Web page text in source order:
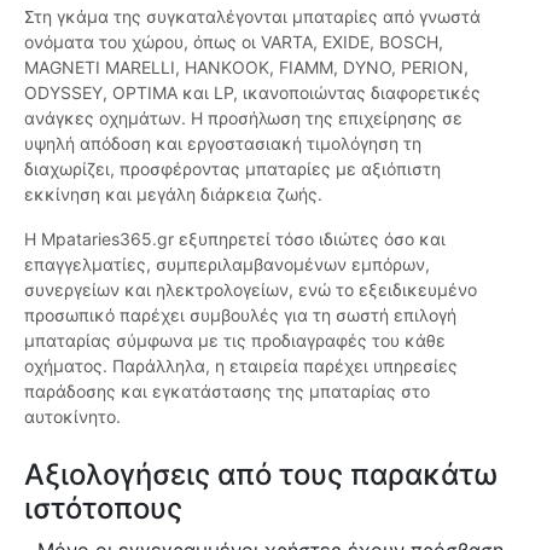
Στη γκάμα της συγκαταλέγονται μπαταρίες από γνωστά
ονόματα του χώρου, όπως οι VARTA, EXIDE, BOSCH,
MAGNETI MARELLI, HANKOOK, FIAMM, DYNO, PERION,
ODYSSEY, OPTIMA και LP, ικανοποιώντας διαφορετικές
ανάγκες οχημάτων. Η προσήλωση της επιχείρησης σε
υψηλή απόδοση και εργοστασιακή τιμολόγηση τη
διαχωρίζει, προσφέροντας μπαταρίες με αξιόπιστη
εκκίνηση και μεγάλη διάρκεια ζωής.
Η Mpataries365.gr εξυπηρετεί τόσο ιδιώτες όσο και
επαγγελματίες, συμπεριλαμβανομένων εμπόρων,
συνεργείων και ηλεκτρολογείων, ενώ το εξειδικευμένο
προσωπικό παρέχει συμβουλές για τη σωστή επιλογή
μπαταρίας σύμφωνα με τις προδιαγραφές του κάθε
οχήματος. Παράλληλα, η εταιρεία παρέχει υπηρεσίες
παράδοσης και εγκατάστασης της μπαταρίας στο
αυτοκίνητο.
Αξιολογήσεις από τους παρακάτω
ιστότοπους